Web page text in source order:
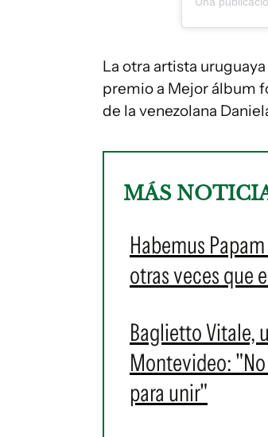
La otra artista
premio a Mejor álbum
de la venezolana
MÁS
Habemus
otras veces que
Baglietto Vitale,
Montevideo:
para unir"